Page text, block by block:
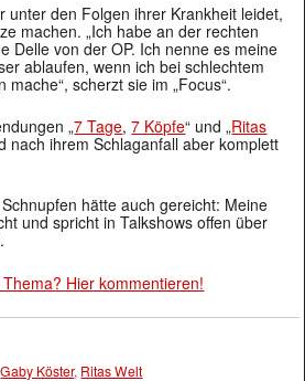
unter den Folgen ihrer Krankheit leidet,
machen. „Ich habe an der rechten
Delle von der OP. Ich nenne es meine
ablaufen, wenn ich bei schlechtem
scherzt sie im „Focus“.
„7 Tage,7 Köpfe“ und „Ritas
nach ihrem Schlaganfall aber komplett
hätte auch gereicht: Meine
und spricht in Talkshows offen über
Hier kommentieren!
Gaby Köster, Ritas Welt